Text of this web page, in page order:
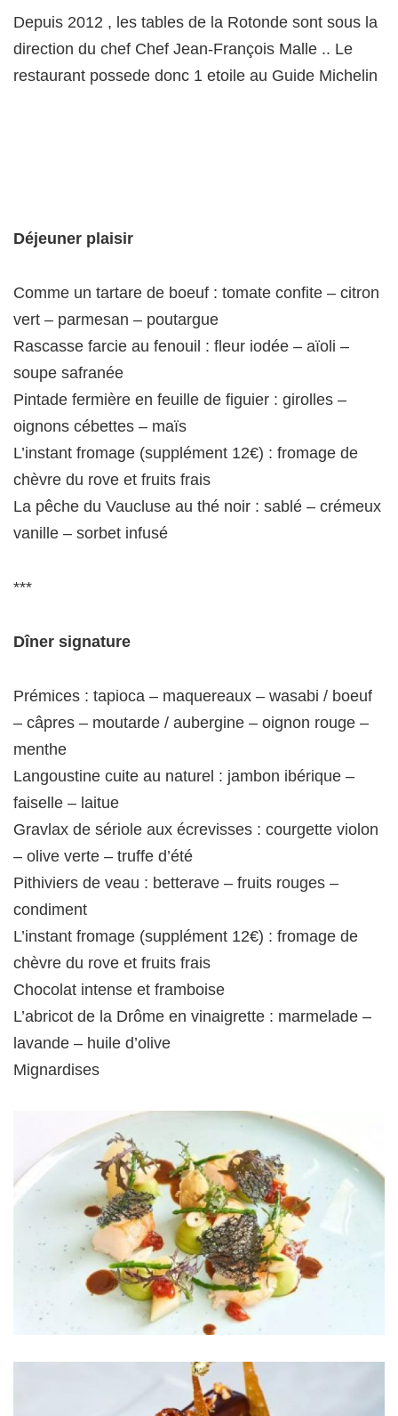
Depuis 2012 , les tables de la Rotonde sont sous la
direction du chef Chef Jean-François Malle .. Le
restaurant possede donc 1 etoile au Guide Michelin
Déjeuner plaisir
Comme un tartare de boeuf : tomate confite – citron
vert – parmesan – poutargue
Rascasse farcie au fenouil : fleur iodée – aïoli –
soupe safranée
Pintade fermière en feuille de figuier : girolles –
oignons cébettes – maïs
L’instant fromage (supplément 12€) : fromage de
chèvre du rove et fruits frais
La pêche du Vaucluse au thé noir : sablé – crémeux
vanille – sorbet infusé
***
Dîner signature
Prémices : tapioca – maquereaux – wasabi / boeuf
– câpres – moutarde / aubergine – oignon rouge –
menthe
Langoustine cuite au naturel : jambon ibérique –
faiselle – laitue
Gravlax de sériole aux écrevisses : courgette violon
– olive verte – truffe d’été
Pithiviers de veau : betterave – fruits rouges –
condiment
L’instant fromage (supplément 12€) : fromage de
chèvre du rove et fruits frais
Chocolat intense et framboise
L’abricot de la Drôme en vinaigrette : marmelade –
lavande – huile d’olive
Mignardises